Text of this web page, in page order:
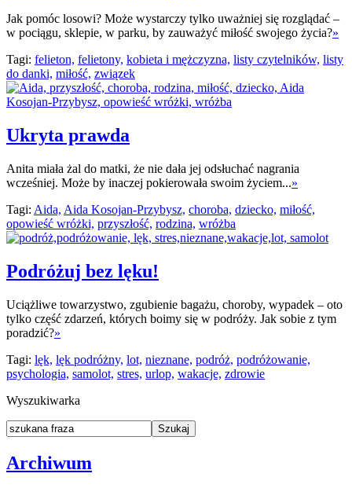
Jak pomóc losowi? Może wystarczy tylko uważniej się rozglądać –
w pociągu, sklepie, w parku, by zauważyć miłość swojego życia?»
Tagi: felieton, felietony, kobieta i mężczyzna, listy czytelników, listy
do danki, miłość, związek
Ukryta prawda
Anita miała żal do matki, że nie dała jej odsłuchać nagrania
wcześniej. Może by inaczej pokierowała swoim życiem...»
Tagi: Aida, Aida Kosojan-Przybysz, choroba, dziecko, miłość,
opowieść wróżki, przyszłość, rodzina, wróżba
Podróżuj bez lęku!
Uciążliwe towarzystwo, zgubienie bagażu, choroby, wypadek – oto
tylko część zdarzeń, których boimy się w podróży. Jak sobie z tym
poradzić?»
Tagi: lęk, lęk podróżny, lot, nieznane, podróż, podróżowanie,
psychologia, samolot, stres, urlop, wakacje, zdrowie
Wyszukiwarka
Archiwum